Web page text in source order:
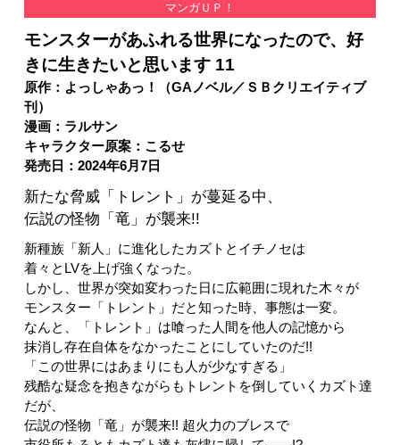
マンガＵＰ！
モンスターがあふれる世界になったので、好
きに生きたいと思います 11
原作：よっしゃあっ！（GAノベル／ＳＢクリエイティブ
刊）
漫画：ラルサン
キャラクター原案：こるせ
発売日：2024年6月7日
新たな脅威「トレント」が蔓延る中、
伝説の怪物「竜」が襲来!!
新種族「新人」に進化したカズトとイチノセは
着々とLVを上げ強くなった。
しかし、世界が突如変わった日に広範囲に現れた木々が
モンスター「トレント」だと知った時、事態は一変。
なんと、「トレント」は喰った人間を他人の記憶から
抹消し存在自体をなかったことにしていたのだ!!
「この世界にはあまりにも人が少なすぎる」
残酷な疑念を抱きながらもトレントを倒していくカズト達
だが、
伝説の怪物「竜」が襲来!! 超火力のブレスで